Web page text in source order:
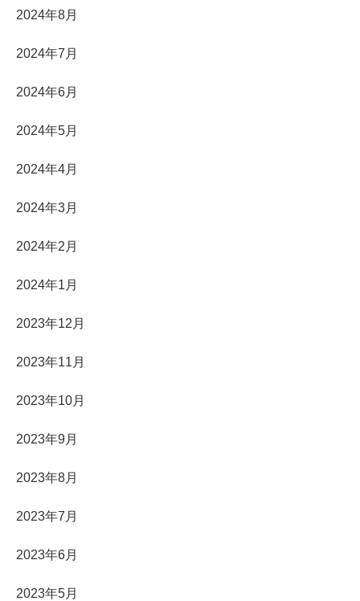
2024年8月
2024年7月
2024年6月
2024年5月
2024年4月
2024年3月
2024年2月
2024年1月
2023年12月
2023年11月
2023年10月
2023年9月
2023年8月
2023年7月
2023年6月
2023年5月